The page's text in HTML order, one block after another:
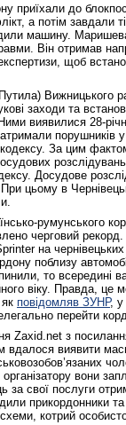
приїхали до
а потім завдали
машину.
Він отримав
щоб
Вижницького
заходи та
виявилися 28-
порушників
За цим
Досудове
При цьому в
румунського
черговий
на
поблизу
то всередині
віку. Правда, це
повідомляв ЗУНР, у
перейти
Zaxid.net з
вдалося виявити
вони
за свої послуги
прикордонники та
котрий
1918 року у
Спільний
України